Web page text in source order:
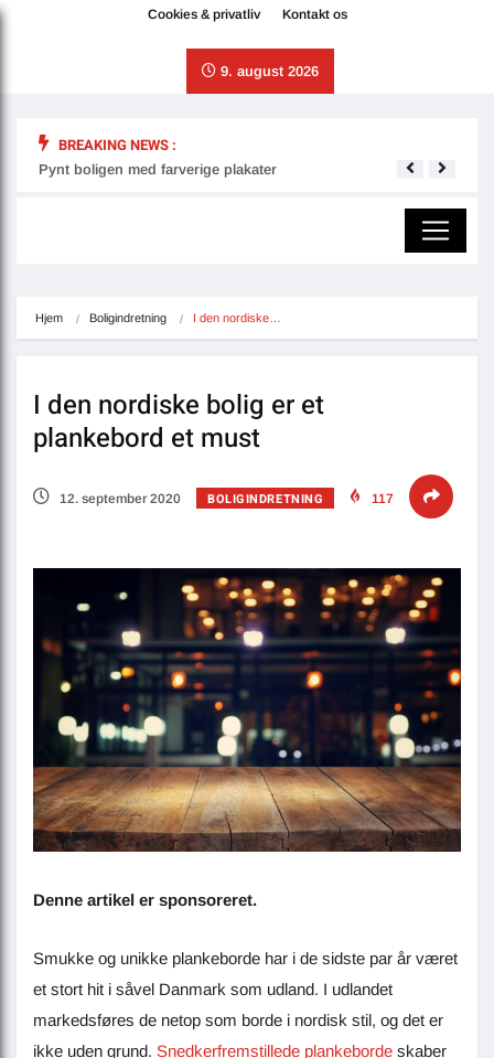
Cookies & privatliv Kontakt os
9. august 2026
BREAKING NEWS :
Pynt boligen med farverige plakater
Hjem Boligindretning I den nordiske…
I den nordiske bolig er et
plankebord et must
12. september 2020 BOLIGINDRETNING 117
Denne artikel er sponsoreret.
Smukke og unikke plankeborde har i de sidste par år været
et stort hit i såvel Danmark som udland. I udlandet
markedsføres de netop som borde i nordisk stil, og det er
ikke uden grund. Snedkerfremstillede plankeborde skaber